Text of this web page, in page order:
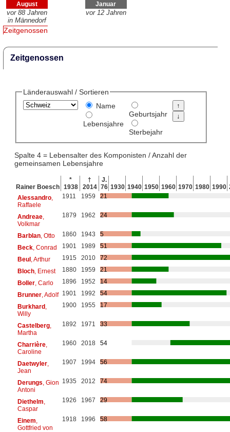
August
vor 88 Jahren
in Männedorf
Januar
vor 12 Jahren
Zeitgenossen
Zeitgenossen
Länderauswahl / Sortieren
Name
Lebensjahre
Geburtsjahr
Sterbejahr
Spalte 4 = Lebensalter des Komponisten / Anzahl der
gemeinsamen Lebensjahre
Rainer Boesch
*
1938
†
2014
J.
76 1930 1940 1950 1960 1970 1980 1990
Alessandro,
Raffaele
1911 1959 21
Andreae,
Volkmar
1879 1962 24
Barblan, Otto 1860 1943
5
Beck, Conrad 1901 1989
51
Beul, Arthur 1915 2010
72
Bloch, Ernest 1880 1959
21
Boller, Carlo 1896 1952
14
Brunner, Adolf 1901 1992
54
Burkhard,
Willy
1900 1955 17
Castelberg,
Martha
1892 1971 33
Charrière,
Caroline
1960 2018 54
Daetwyler,
Jean
1907 1994 56
Derungs , Gion
Antoni
1935 2012 74
Diethelm
Caspar
1926 1967 29
Einem
Gottfried von
1918 1996 58